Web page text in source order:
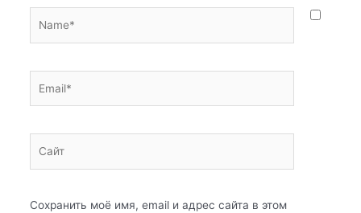
Сохранить моё имя, email и адрес сайта в этом